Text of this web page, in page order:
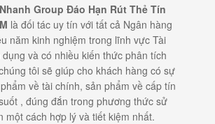
Group Đáo Hạn Rút Thẻ Tín
là đối tác uy tín với tất cả Ngân hàng
năm kinh nghiệm trong lĩnh vực Tài
và có nhiều kiến thức phân tích
tôi sẽ giúp cho khách hàng có sự
về tài chính, sản phẩm về cấp tín
, đúng đắn trong phương thức sử
một cách hợp lý và tiết kiệm nhất.